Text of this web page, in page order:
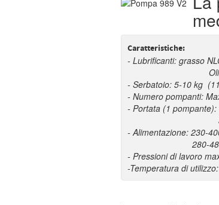
Caratteristiche:
- Lubrificanti: grasso
Olio min
- Serbatoio: 5-10 kg
- Numero pompanti:
- Portata (1
3÷17 cc/
- Alimentazione: 230-
280-480V -
- Pressioni di lavoro
-Temperatura di